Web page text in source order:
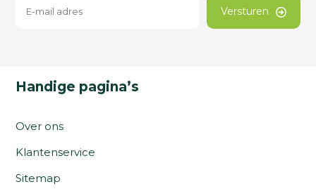
Versturen
Handige pagina’s
Over ons
Klantenservice
Sitemap